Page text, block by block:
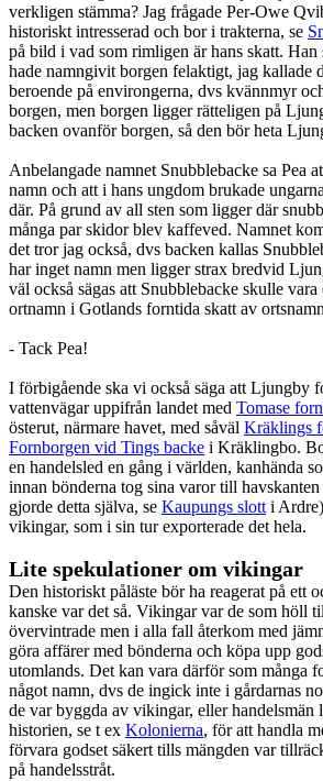
verkligen stämma? Jag frågade Per-Owe
historiskt intresserad och bor i trakterna, se
på bild i vad som rimligen är hans skatt. Han
hade namngivit borgen felaktigt, jag kallade
beroende på environgerna, dvs kvännmyr
borgen, men borgen ligger rätteligen på
backen ovanför borgen, så den bör heta
Anbelangade namnet Snubblebacke sa Pea
namn och att i hans ungdom brukade
där. På grund av all sten som ligger där
många par skidor blev kaffeved. Namnet
det tror jag också, dvs backen kallas
har inget namn men ligger strax bredvid
väl också sägas att Snubblebacke skulle
ortnamn i Gotlands forntida skatt av
- Tack Pea!
I förbigående ska vi också säga att Ljungby
vattenvägar uppifrån landet med Tomase
österut, närmare havet, med såväl Kräklings
Fornborgen vid Tings backe i Kräklingbo.
en handelsled en gång i världen, kanhända
innan bönderna tog sina varor till
gjorde detta själva, se Kaupungs slott i
vikingar, som i sin tur exporterade det hela.
Lite spekulationer om vikingar
Den historiskt påläste bör ha reagerat på ett
kanske var det så. Vikingar var de som höll
övervintrade men i alla fall återkom med
göra affärer med bönderna och köpa upp
utomlands. Det kan vara därför som många
något namn, dvs de ingick inte i gårdarnas
de var byggda av vikingar, eller handelsmän
historien, se t ex Kolonierna, för att handla
förvara godset säkert tills mängden var
på handelsstråt.